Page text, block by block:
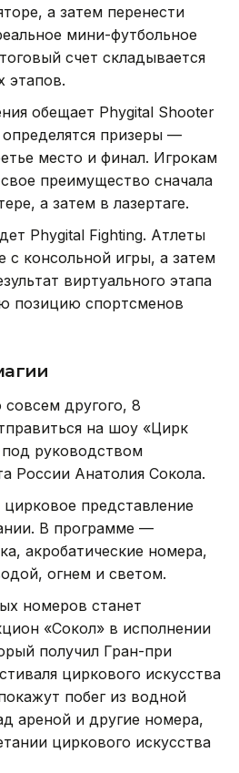
а затем перенести
мини-футбольное
счет складывается
этапов.
обещает Phygital Shooter
определятся призеры —
место и финал. Игрокам
преимущество сначала
а затем в лазертаге.
Phygital Fighting. Атлеты
с консольной игры, а затем
виртуального этапа
позицию спортсменов
совсем другого, 8
на шоу «Цирк
руководством
России Анатолия Сокола.
представление
В программе —
акробатические номера,
огнем и светом.
номеров станет
«Сокол» в исполнении
получил Гран-при
циркового искусства
побег из водной
ареной и другие номера,
циркового искусства